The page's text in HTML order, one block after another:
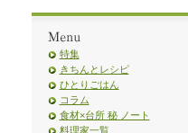
特集
きちんとレシピ
ひとりごはん
コラム
食材×台所 秘 ノート
料理家一覧